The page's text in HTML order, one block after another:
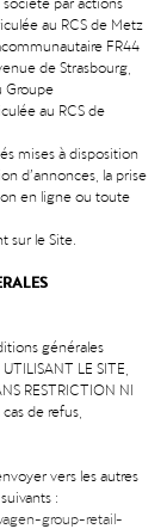
au RCS de Metz
FR44
de Strasbourg,
Groupe
au RCS de
mises à disposition
d’annonces, la prise
en ligne ou toute
sur le Site.
générales
LE SITE,
RESTRICTION NI
de refus,
vers les autres
:
group-retail-